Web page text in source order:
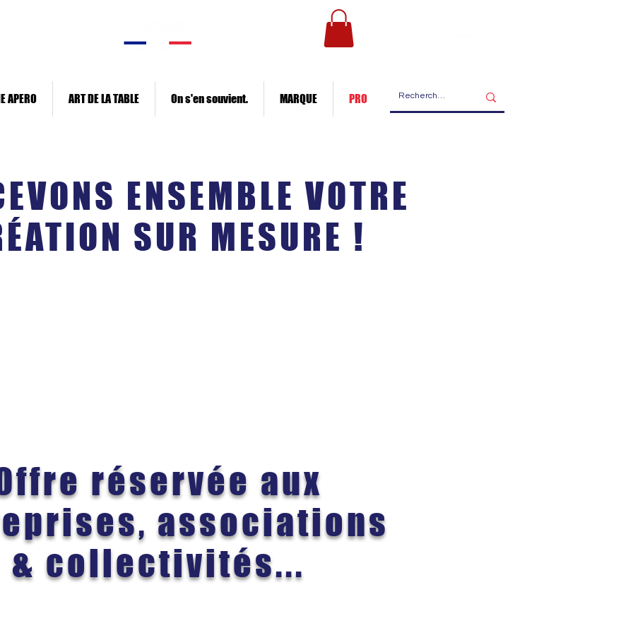
APERO ART DE LA TABLE On s'en souvient. MARQUE PRO
ENSEMBLE VOTRE
SUR MESURE !
réservée aux
associations
& collectivités...